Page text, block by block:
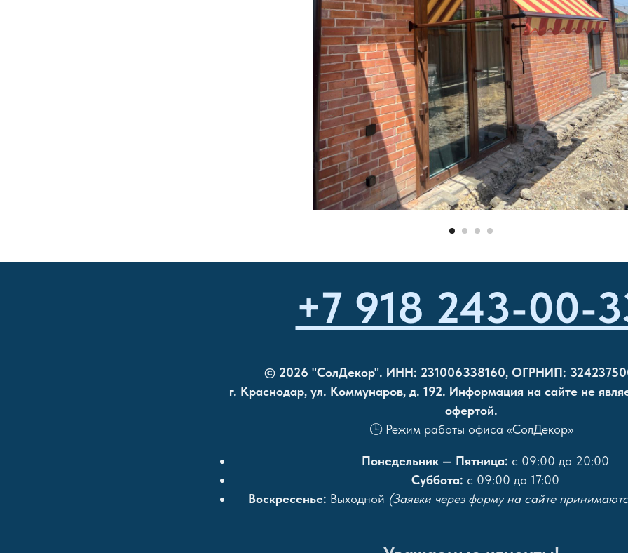
+7 918 243-00-
© 2026 "СолДекор". ИНН: 231006338160, ОГРНИП:
г. Краснодар, ул. Коммунаров, д. 192. Информация на сайте не
офертой.
🕒 Режим работы офиса «СолДекор»
Понедельник — Пятница: с 09:00 до 20:00
Суббота: с 09:00 до 17:00
Воскресенье: Выходной (Заявки через форму на сайте